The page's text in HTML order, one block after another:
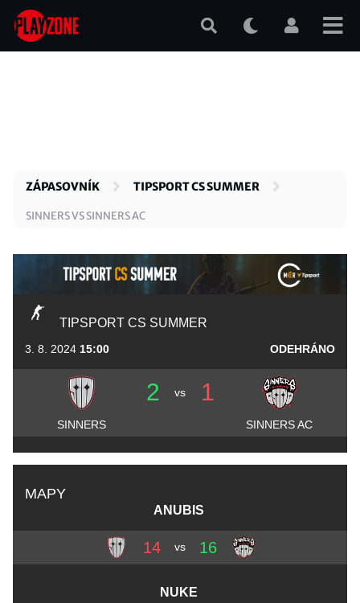
Přejít
hlavnímu
ZÁPASOVNÍK TIPSPORT CS SUMMER
SINNERS VS SINNERS AC
TIPSPORT CS SUMMER
3. 8. 2024 15:00 ODEHRÁNO
2 vs 1
SINNERS SINNERS AC
MAPY
ANUBIS
14 vs 16
NUKE